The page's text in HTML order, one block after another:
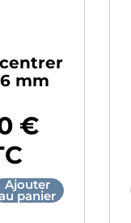
mm
€
Ajouter
panier